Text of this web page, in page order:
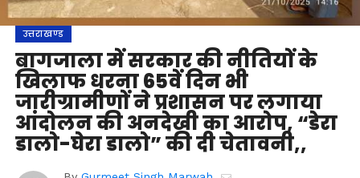
उत्तराखण्ड
बागजाला में सरकार की नीतियों के
खिलाफ धरना 65वें दिन भी
जारीग्रामीणों ने प्रशासन पर लगाया
आंदोलन की अनदेखी का आरोप, “डेरा
डालो-घेरा डालो” की दी चेतावनी,,